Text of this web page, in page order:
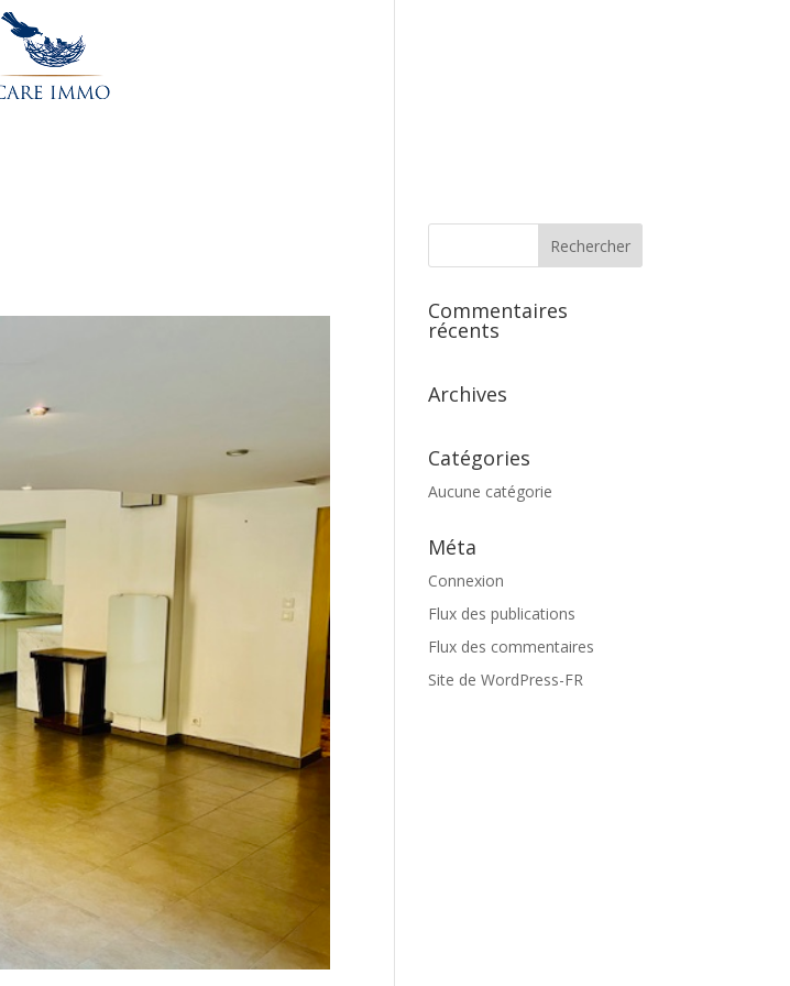
Commentaires
récents
Archives
Catégories
Aucune catégorie
Méta
Connexion
Flux des publications
Flux des commentaires
Site de WordPress-FR